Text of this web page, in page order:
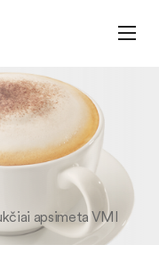
apsimeta VMI